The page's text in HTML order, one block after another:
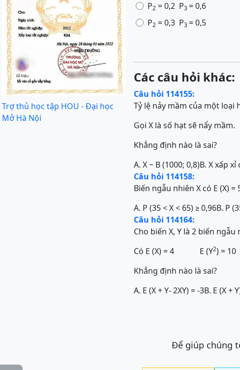
Trợ thủ học tập HOU - Đại học
Mở Hà Nội
P2 = 0,2 P3= 0,6
P2 = 0,3 P3= 0,5
Các câu hỏi khác:
Câu hỏi 114155:
Tỷ lệ nảy mầm của một loại
Gọi X là số hạt sẽ nẩy mầm.
Khẳng định nào là sai?
A. X ~ B (1000; 0,8)B. X xấp
Câu hỏi 114158:
Biến ngẫu nhiên X có E (X)
A. P (35 < X < 65) ≥ 0,96B. P
Câu hỏi 114164:
Cho biến X, Y là 2 biến
Có E (X) = 4 E (Y2) =
Khẳng định nào là sai?
A. E (X + Y- 2XY) = -3B. E (X +
Để giúp chúng